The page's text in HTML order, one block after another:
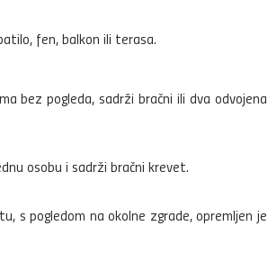
fen, balkon ili terasa.
bez pogleda, sadrži bračni ili dva odvojena
osobu i sadrži bračni krevet.
s pogledom na okolne zgrade, opremljen je